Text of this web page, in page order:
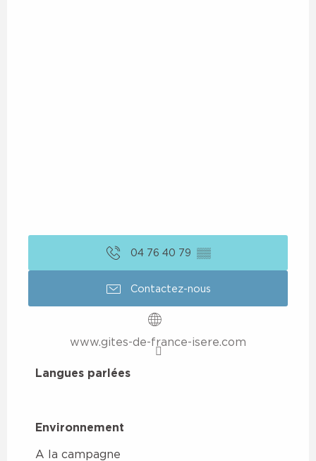
04 76 40 79 ▒▒
Contactez-nous
www.gites-de-france-isere.com
Langues parlées
Langues parlées
Environnement
Environnement
A la campagne